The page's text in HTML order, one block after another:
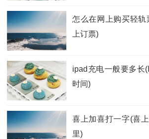
怎么在网上购买轻轨
上订票)
ipad充电一般要多长
时间)
喜上加喜打一字(喜
里)